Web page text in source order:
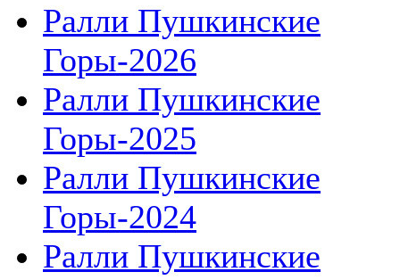
Ралли Пушкинские
Горы-2026
Ралли Пушкинские
Горы-2025
Ралли Пушкинские
Горы-2024
Ралли Пушкинские